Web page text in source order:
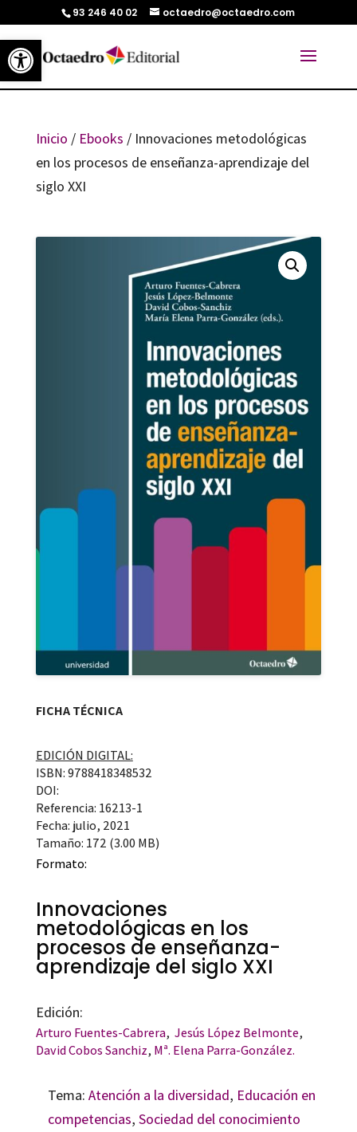
Abrir barra de herramientas
93 246 40 02 octaedro@octaedro.com
Inicio / Ebooks / Innovaciones metodológicas
en los procesos de enseñanza-aprendizaje del
siglo XXI
FICHA TÉCNICA
EDICIÓN DIGITAL:
ISBN: 9788418348532
DOI:
Referencia: 16213-1
Fecha: julio, 2021
Tamaño: 172 (3.00 MB)
Formato:
Innovaciones
metodológicas en los
procesos de enseñanza-
aprendizaje del siglo XXI
Edición:
Arturo Fuentes-Cabrera, Jesús López Belmonte,
David Cobos Sanchiz, Mª. Elena Parra-González.
Tema: Atención a la diversidad, Educación en
competencias, Sociedad del conocimiento